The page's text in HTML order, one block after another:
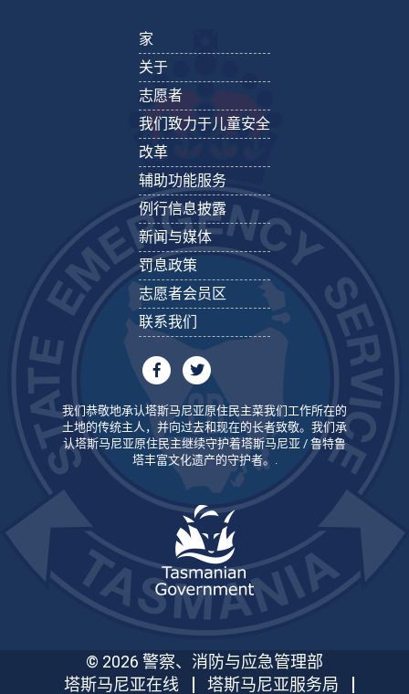
家
关于
志愿者
我们致力于儿童安全
改革
辅助功能服务
例行信息披露
新闻与媒体
罚息政策
志愿者会员区
联系我们
我们恭敬地承认塔斯马尼亚原住民主菜我们工作所在的
土地的传统主人，并向过去和现在的长者致敬。我们承
认塔斯马尼亚原住民主继续守护着塔斯马尼亚 / 鲁特鲁
塔丰富文化遗产的守护者。.
© 2026 警察、消防与应急管理部
塔斯马尼亚在线
塔斯马尼亚服务局